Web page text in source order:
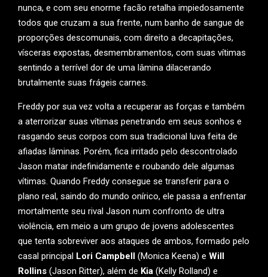
nunca, e com seu enorme facão retalha impiedosamente
todos que cruzam a sua frente, num banho de sangue de
proporções descomunais, com direito a decapitações,
vísceras expostas, desmembramentos, com suas vítimas
sentindo a terrível dor de uma lâmina dilacerando
brutalmente suas frágeis carnes.
Freddy por sua vez volta a recuperar as forças e também
a aterrorizar suas vítimas penetrando em seus sonhos e
rasgando seus corpos com sua tradicional luva feita de
afiadas lâminas. Porém, fica irritado pelo descontrolado
Jason matar indefinidamente e roubando dele algumas
vítimas. Quando Freddy consegue se transferir para o
plano real, saindo do mundo onírico, ele passa a enfrentar
mortalmente seu rival Jason num confronto de ultra
violência, em meio a um grupo de jovens adolescentes
que tenta sobreviver aos ataques de ambos, formado pelo
casal principal Lori Campbell (Monica Keena) e Will
Rollins (Jason Ritter), além de Kia (Kelly Rolland) e